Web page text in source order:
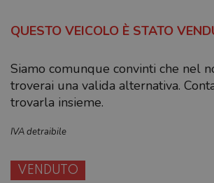
QUESTO VEICOLO È STATO
Siamo comunque convinti che nel
troverai una valida alternativa.
trovarla insieme.
IVA detraibile
VENDUTO